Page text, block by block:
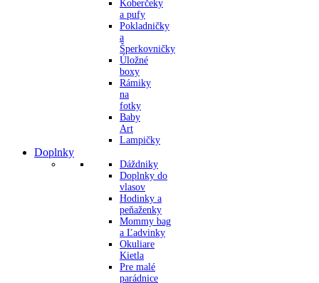
Koberčeky
a pufy
Pokladničky
a
Šperkovničky
Úložné
boxy
Rámiky
na
fotky
Baby
Art
Lampičky
Doplnky
Dáždniky
Doplnky do
vlasov
Hodinky a
peňaženky
Mommy bag
a Ľadvinky
Okuliare
Kietla
Pre malé
parádnice